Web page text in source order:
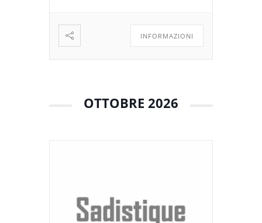
INFORMAZIONI
OTTOBRE 2026